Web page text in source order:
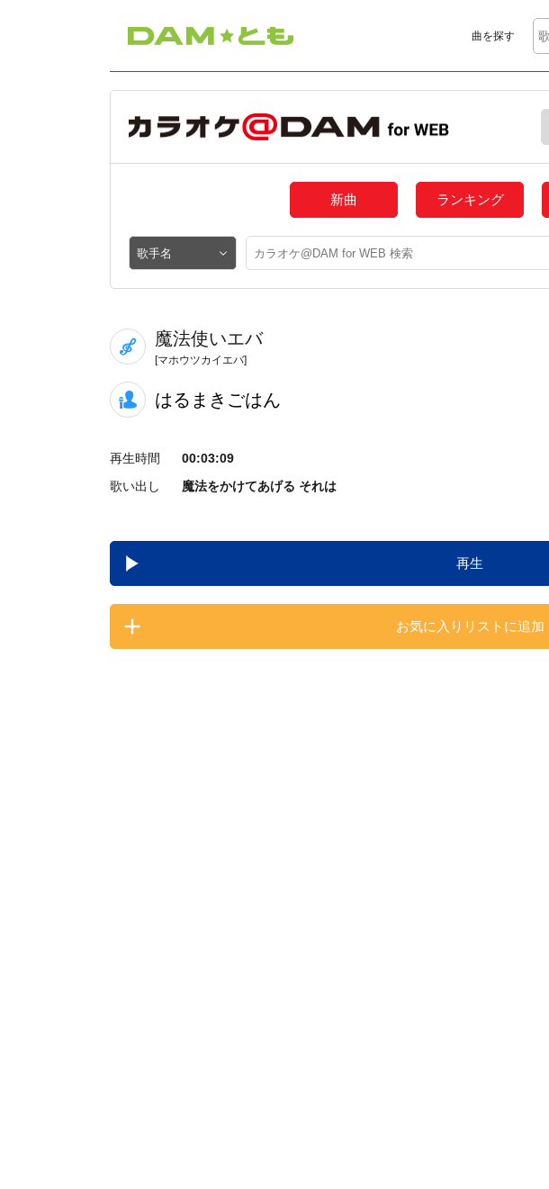
曲を探す
新曲 ランキング
魔法使いエバ
[マホウツカイエバ]
はるまきごはん
再生時間
00:03:09
歌い出し
魔法をかけてあげる それは
再生
お気に入りリストに追加